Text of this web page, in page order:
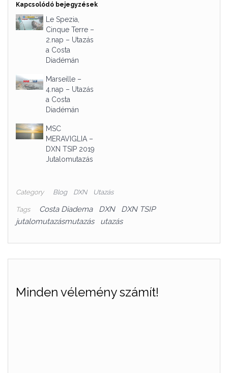
Kapcsolódó bejegyzések
Le Spezia,
Cinque Terre –
2.nap – Utazás
a Costa
Diadémán
Marseille –
4.nap – Utazás
a Costa
Diadémán
MSC
MERAVIGLIA –
DXN TSIP 2019
Jutalomutazás
Category Blog DXN Utazás
Tags Costa Diadema DXN
DXN TSIP
jutalomutazásmutazás
utazás
Minden vélemény számít!